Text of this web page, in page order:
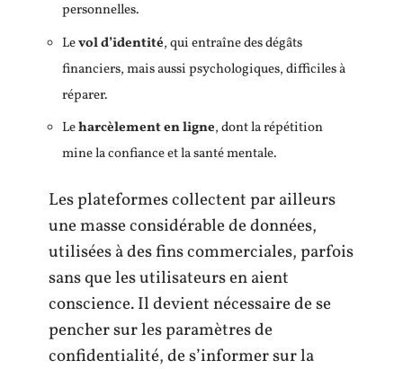
personnelles.
Levol d’identité, qui entraîne des dégâts
financiers, mais aussi psychologiques, difficiles à
réparer.
Leharcèlement en ligne, dont la répétition
mine la confiance et la santé mentale.
Les plateformes collectent par ailleurs
une masse considérable de données,
utilisées à des fins commerciales, parfois
sans que les utilisateurs en aient
conscience. Il devient nécessaire de se
pencher sur les paramètres de
confidentialité, de s’informer sur la